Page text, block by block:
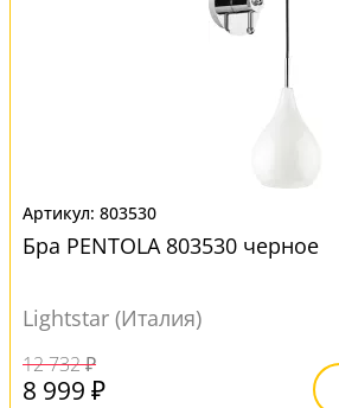
803530
Бра PENTOLA 803530 черное
Lightstar (Италия)
12 732 ₽
8 999 ₽